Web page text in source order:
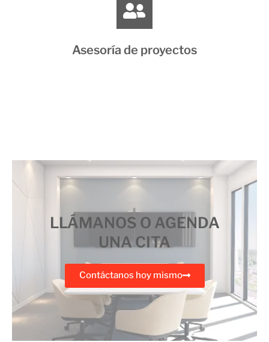
Asesoría de proyectos
LLÁMANOS O AGENDA
UNA CITA
Contáctanos hoy mismo